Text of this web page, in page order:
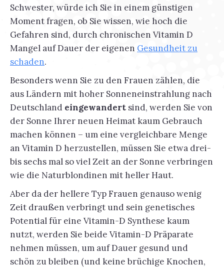
Schwester, würde ich Sie in einem günstigen
Moment fragen, ob Sie wissen, wie hoch die
Gefahren sind, durch chronischen Vitamin D
Mangel auf Dauer der eigenen Gesundheit zu
schaden.
Besonders wenn Sie zu den Frauen zählen, die
aus Ländern mit hoher Sonneneinstrahlung nach
Deutschland eingewandert sind, werden Sie von
der Sonne Ihrer neuen Heimat kaum Gebrauch
machen können – um eine vergleichbare Menge
an Vitamin D herzustellen, müssen Sie etwa drei-
bis sechs mal so viel Zeit an der Sonne verbringen
wie die Naturblondinen mit heller Haut.
Aber da der hellere Typ Frauen genauso wenig
Zeit draußen verbringt und sein genetisches
Potential für eine Vitamin-D Synthese kaum
nutzt, werden Sie beide Vitamin-D Präparate
nehmen müssen, um auf Dauer gesund und
schön zu bleiben (und keine brüchige Knochen,